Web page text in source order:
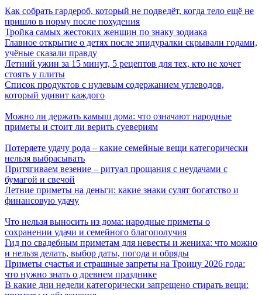
Как собрать гардероб, который не подведёт, когда тело ещё не
пришло в норму после похудения
Тройка самых жестоких женщин по знаку зодиака
Главное открытие о детях после эпидуралки скрывали годами,
учёные сказали правду
Летний ужин за 15 минут, 5 рецептов для тех, кто не хочет
стоять у плиты
Список продуктов с нулевым содержанием углеводов,
который удивит каждого
Можно ли держать камыш дома: что означают народные
приметы и стоит ли верить суевериям
Потеряете удачу рода – какие семейные вещи категорически
нельзя выбрасывать
Притягиваем везение – ритуал прощания с неудачами с
бумагой и свечой
Летние приметы на деньги: какие знаки сулят богатство и
финансовую удачу
Что нельзя выносить из дома: народные приметы о
сохранении удачи и семейного благополучия
Гид по свадебным приметам для невесты и жениха: что можно
и нельзя делать, выбор даты, погода и обряды
Приметы счастья и страшные запреты на Троицу 2026 года:
что нужно знать о древнем празднике
В какие дни недели категорически запрещено стирать вещи: